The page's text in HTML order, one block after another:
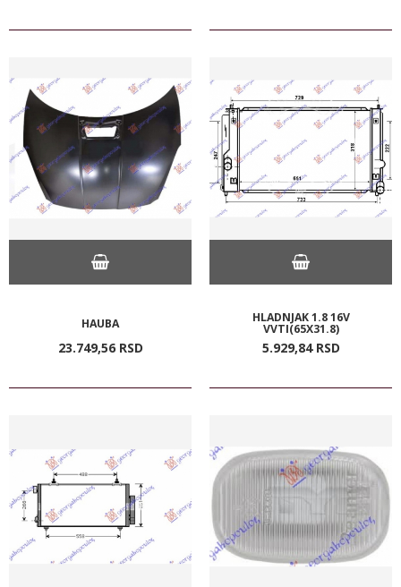
HAUBA
23.749,56 RSD
HLADNJAK 1.8 16V
VVTI(65X31.8)
5.929,84 RSD